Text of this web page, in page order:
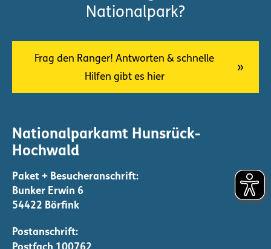
u
e
r
u
n
g
d
e
Nationalpark?
Frag den Ranger! Antworten & schnelle
Hilfen gibt es hier
Nationalparkamt Hunsrück-
Hochwald
Bunker Erwin 6
54422 Börfink